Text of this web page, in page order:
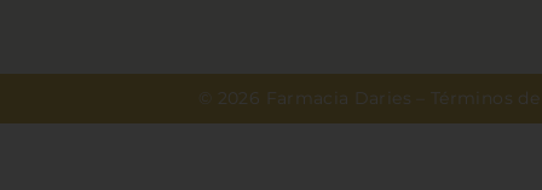
© 2026 Farmacia Daries – Términos